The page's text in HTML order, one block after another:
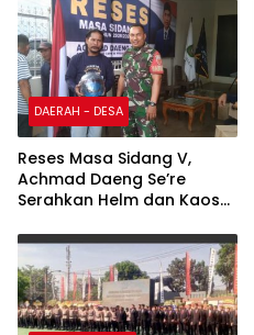
Pembangunan Tepat
Sasaran
DAERAH - DESA
Reses Masa Sidang V,
Achmad Daeng Se’re
Serahkan Helm dan Kaos